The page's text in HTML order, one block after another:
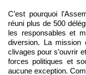
C’est pourquoi
réuni plus de 500
les responsables et
diversion. La mission
clivages pour s’ouvrir
forces politiques et
aucune exception.